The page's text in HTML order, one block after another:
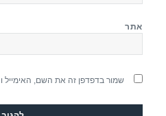
אתר
שמור בדפדפן זה את השם,